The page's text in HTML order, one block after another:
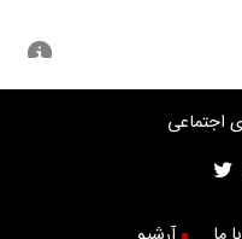
اجتماعی